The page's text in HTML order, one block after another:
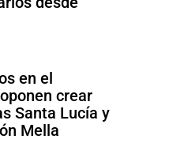
en el
crear
Santa Lucía y
Mella